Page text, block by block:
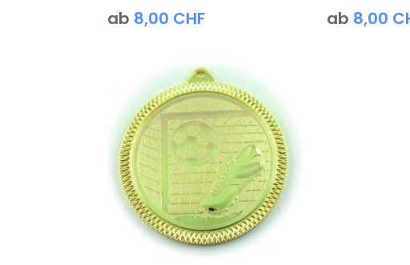
ab 8,00 CHF ab 8,00